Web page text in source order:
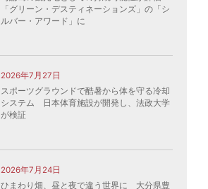
「グリーン・デスティネーションズ」の「シ
ルバー・アワード」に
2026年7月27日
スポーツグラウンドで酷暑から体を守る冷却
システム 日本体育施設が開発し、法政大学
が検証
2026年7月24日
ひまわり畑、昼と夜で違う世界に 大分県豊